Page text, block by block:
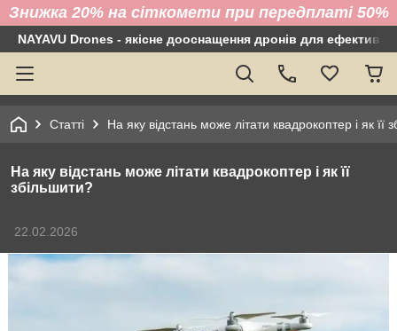
Знижка 20% на сіткомети при передплаті 50%
NAYAVU Drones - якісне дооснащення дронів для
Статті На яку відстань може літати квадрокоптер і як її
На яку відстань може літати квадрокоптер і як її
збільшити?
22.02.2026